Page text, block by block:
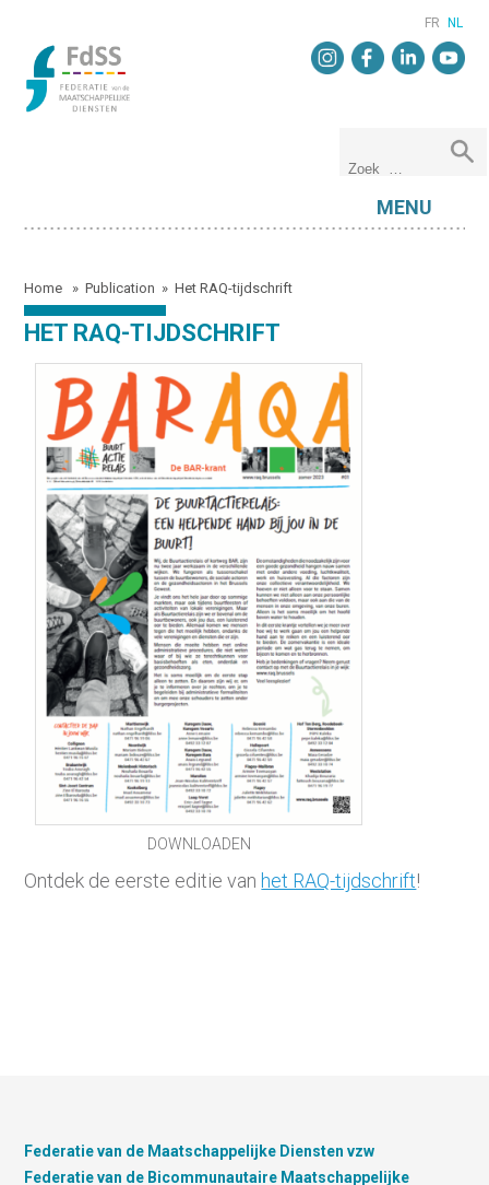
FR NL
MENU
Home »Publication »Het RAQ-tijdschrift
HET RAQ-TIJDSCHRIFT
DOWNLOADEN
Ontdek de eerste editie van het RAQ-tijdschrift!
Federatie van de Maatschappelijke Diensten vzw
Federatie van de Bicommunautaire Maatschappelijke